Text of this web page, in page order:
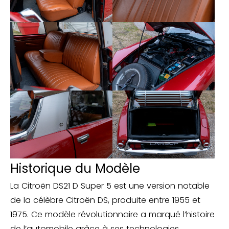
Historique du Modèle
La Citroën DS21 D Super 5 est une version notable
de la célèbre Citroën DS, produite entre 1955 et
1975. Ce modèle révolutionnaire a marqué l’histoire